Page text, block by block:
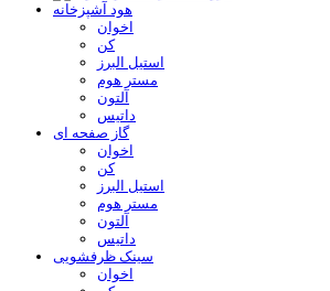
هود آشپزخانه
اخوان
کن
استیل البرز
مستر هوم
آلتون
داتیس
گاز صفحه ای
اخوان
کن
استیل البرز
مستر هوم
آلتون
داتیس
سینک ظرفشویی
اخوان